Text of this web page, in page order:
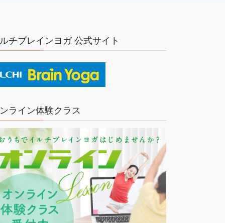
チブレインヨガ 公式サイト
ライン体験クラス